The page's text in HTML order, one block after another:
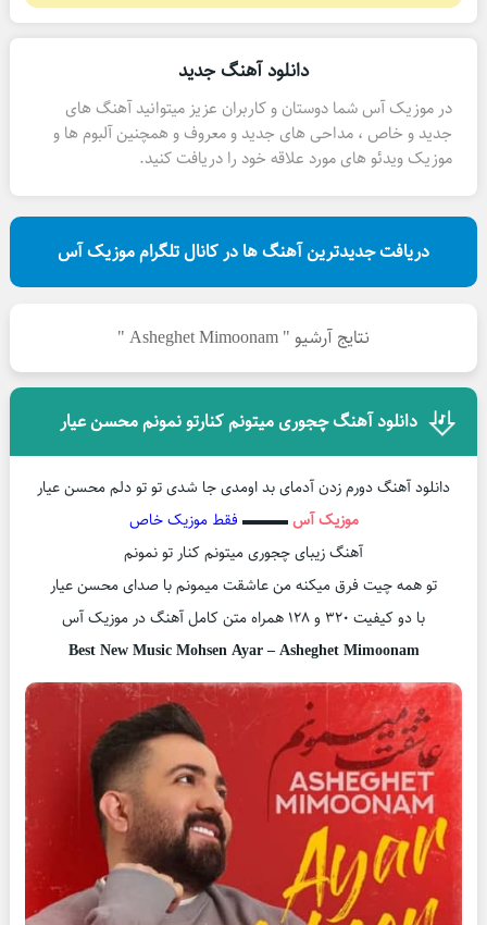
دانلود آهنگ جدید
در موزیک آس شما دوستان و کاربران عزیز میتوانید آهنگ های
جدید و خاص ، مداحی های جدید و معروف و همچنین آلبوم ها و
موزیک ویدئو های مورد علاقه خود را دریافت کنید.
دریافت جدیدترین آهنگ ها در کانال تلگرام موزیک آس
نتایج آرشیو " Asheghet Mimoonam "
دانلود آهنگ چجوری میتونم کنارتو نمونم محسن عیار
دانلود آهنگ دورم زدن آدمای بد اومدی جا شدی تو تو دلم محسن عیار
موزیک آس▬▬▬ فقط موزیک خاص
آهنگ زیبای چجوری میتونم کنار تو نمونم
تو همه چیت فرق میکنه من عاشقت میمونم با صدای محسن عیار
با دو کیفیت ۳۲۰ و ۱۲۸ همراه متن کامل آهنگ در موزیک آس
Best New Music Mohsen Ayar – Asheghet Mimoonam